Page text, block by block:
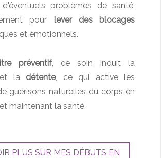
d'éventuels problèmes de santé,
pour lever des blocages
et émotionnels.
préventif, ce soin induit la
la détente, ce qui active les
guérisons naturelles du corps en
maintenant la santé.
PLUS SUR MES DÉBUTS EN